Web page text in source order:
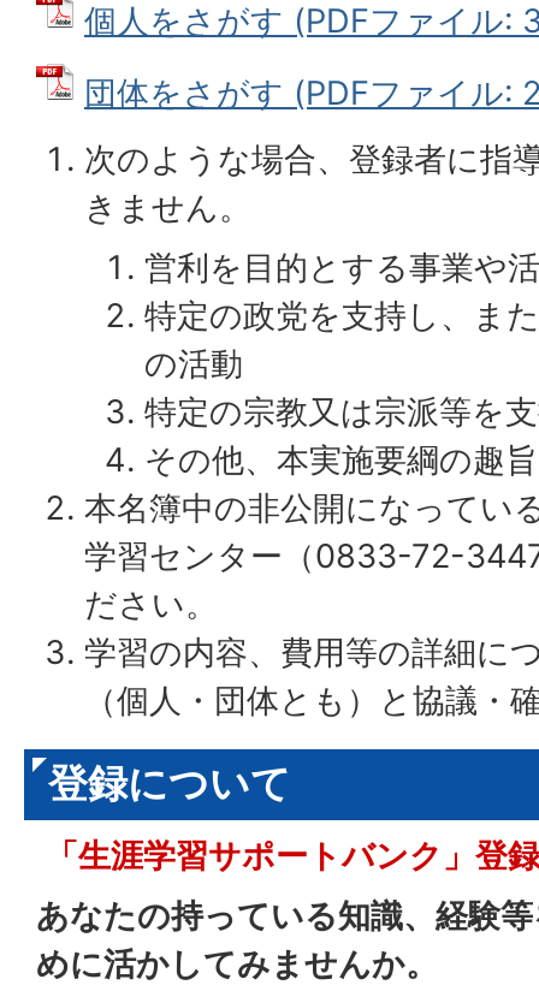
個人をさがす (PDFファイル:
団体をさがす (PDFファイル:
次のような場合、登録者に指
きません。
営利を目的とする事業や
特定の政党を支持し、ま
の活動
特定の宗教又は宗派等を
その他、本実施要綱の趣
本名簿中の非公開になってい
学習センター（0833-72-
ださい。
学習の内容、費用等の詳細に
（個人・団体とも）と協議・
登録について
「生涯学習サポートバンク」登
あなたの持っている知識、経験
めに活かしてみませんか。